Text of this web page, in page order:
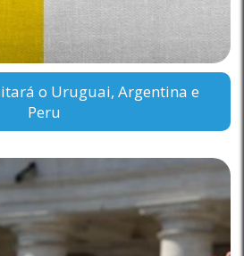
o Uruguai, Argentina e
Peru